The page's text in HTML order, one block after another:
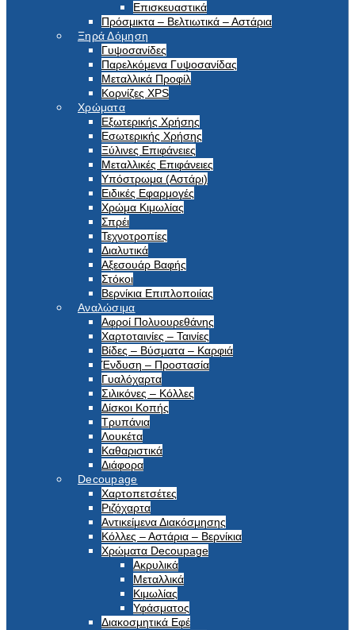
Επισκευαστικά
Πρόσμικτα – Βελτιωτικά – Αστάρια
Ξηρά Δόμηση
Γυψοσανίδες
Παρελκόμενα Γυψοσανίδας
Μεταλλικά Προφίλ
Κορνίζες XPS
Χρώματα
Εξωτερικής Χρήσης
Εσωτερικής Χρήσης
Ξύλινες Επιφάνειες
Μεταλλικές Επιφάνειες
Υπόστρωμα (Αστάρι)
Ειδικές Εφαρμογές
Χρώμα Κιμωλίας
Σπρέι
Τεχνοτροπίες
Διαλυτικά
Αξεσουάρ Βαφής
Στόκοι
Βερνίκια Επιπλοποιίας
Αναλώσιμα
Αφροί Πολυουρεθάνης
Χαρτοταινίες – Ταινίες
Βίδες – Βύσματα – Καρφιά
Ένδυση – Προστασία
Γυαλόχαρτα
Σιλικόνες – Κόλλες
Δίσκοι Κοπής
Τρυπάνια
Λουκέτα
Καθαριστικά
Διάφορα
Decoupage
Χαρτοπετσέτες
Ριζόχαρτα
Αντικείμενα Διακόσμησης
Κόλλες – Αστάρια – Βερνίκια
Χρώματα Decoupage
Ακρυλικά
Μεταλλικά
Κιμωλίας
Υφάσματος
Διακοσμητικά Εφέ